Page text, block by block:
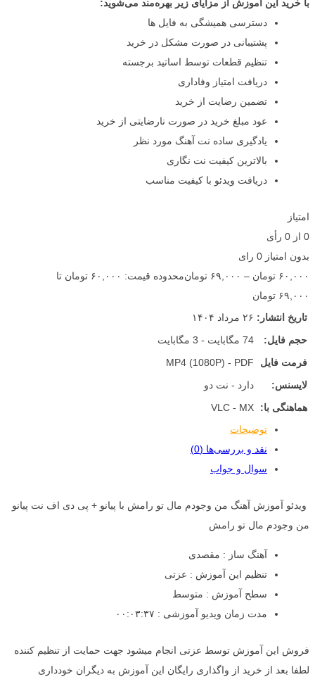
با خرید این آموزش از مزایای زیر بهره‌مند می‌شوید:
دسترسی همیشگی به فایل ها
پشتیبانی در صورت مشکل در خرید
تنظیم قطعات توسط اساتید برجسته
دریافت امتیاز وفاداری
تضمین رضایت از خرید
عود مبلغ خرید در صورت نارضایتی از خرید
یادگیری ساده نت آهنگ مورد نظر
بالاترین کیفیت نت نگاری
دریافت ویدئو با کیفیت مناسب
امتیاز
0 از 0 رأی
بدون امتیاز 0 رای
۶۰,۰۰۰ تومان – ۶۹,۰۰۰ تومان
محدوده قیمت: ۶۰,۰۰۰ تومان تا
۶۹,۰۰۰ تومان
تاریخ انتشار: ۲۶ مرداد ۱۴۰۴
حجم فایل:
74 مگابایت - 3 مگابایت
فرمت فایل
MP4 (1080P) - PDF
لایسنس:
دارد - نت دو
هماهنگی با:
VLC - MX
توضیحات
نقد و بررسی‌ها (0)
سوال و جواب
ویدئو آموزش آهنگ من وجودم مال تو رامش با پیانو + پی دی اف نت پیانو
من وجودم مال تو رامش
آهنگ ساز : مقصدی
تنظیم این آموزش : عزتی
سطح آموزش : متوسط
مدت زمان ویدیو آموزشی : ۰۰:۰۳:۳۷
فروش این آموزش توسط عزتی انجام میشود جهت حمایت از تنظیم کننده
لطفا بعد از خرید از واگذاری رایگان این آموزش به دیگران خودداری